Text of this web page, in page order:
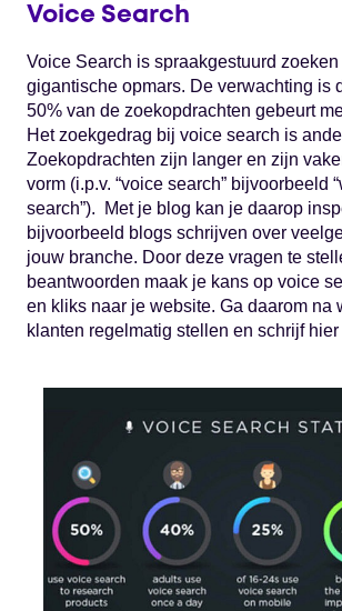
Voice Search
Voice Search is spraakgestuurd
gigantische opmars. De verwachting is
50% van de zoekopdrachten gebeurt
Het zoekgedrag bij voice search is
Zoekopdrachten zijn langer en zijn
vorm (i.p.v. “voice search” bijvoorbeeld
search”). Met je blog kan je daarop
bijvoorbeeld blogs schrijven over
jouw branche. Door deze vragen te
beantwoorden maak je kans op voice
en kliks naar je website. Ga daarom na
klanten regelmatig stellen en schrijf hier